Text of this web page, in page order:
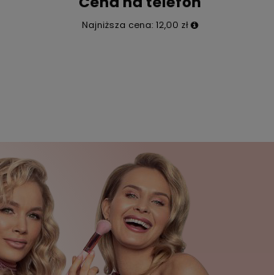
Najniższa cena: 12,00 zł